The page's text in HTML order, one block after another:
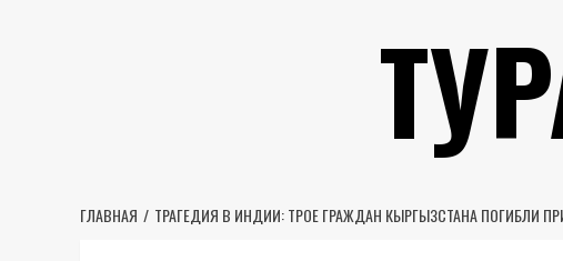
ГЛАВНАЯ ТРАГЕДИЯ В ИНДИИ: ТРОЕ ГРАЖДАН КЫРГЫЗСТАНА ПОГИБЛИ